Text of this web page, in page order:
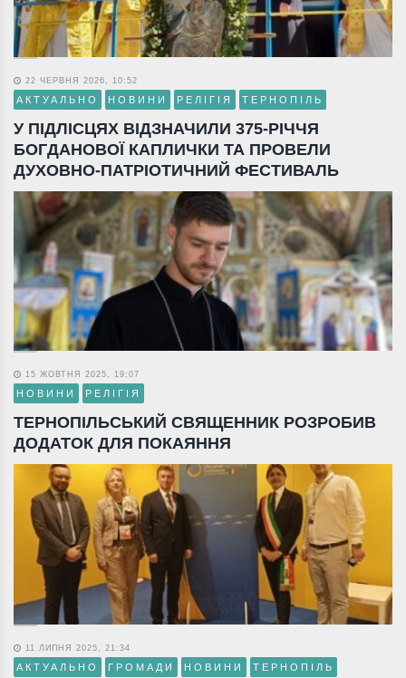
22 ЧЕРВНЯ 2026, 10:52
АКТУАЛЬНО НОВИНИ РЕЛІГІЯ ТЕРНОПІЛЬ
У ПІДЛІСЦЯХ ВІДЗНАЧИЛИ 375-РІЧЧЯ
БОГДАНОВОЇ КАПЛИЧКИ ТА ПРОВЕЛИ
ДУХОВНО-ПАТРІОТИЧНИЙ ФЕСТИВАЛЬ
15 ЖОВТНЯ 2025, 19:07
НОВИНИ РЕЛІГІЯ
ТЕРНОПІЛЬСЬКИЙ СВЯЩЕННИК РОЗРОБИВ
ДОДАТОК ДЛЯ ПОКАЯННЯ
11 ЛИПНЯ 2025, 21:34
АКТУАЛЬНО ГРОМАДИ НОВИНИ ТЕРНОПІЛЬ